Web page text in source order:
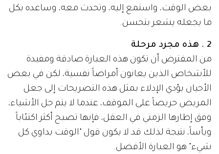
بعض الوقت، واستمع إليه، وتحدث معه، وساعده بكل
ما يجعله يشعر بتحسن.
2 . هذه مجرد مرحلة
من المفترض أن تكون هذه العبارة صادقة ومفيدة
للأشخاص الذين يعانون أمراضاً نفسية، لكن في بعض
الأحيان يؤدي الإدلاء بمثل هذه التصريحات إلى جعل
المريض حريصاً على الموقف، عندما لا يتم حل الأشياء،
وفق إطارها الزمني في العقل، فإنها تصبح أكثر اكتئاباً
ويأساً، نتيجة لذلك قد لا يكون قول "الوقت يداوي كل
شيء" هو العبارة الأفضل.